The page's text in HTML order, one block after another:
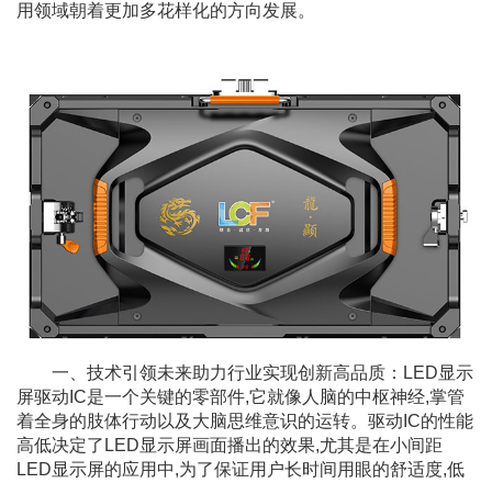
用领域朝着更加多花样化的方向发展。
一、技术引领未来助力行业实现创新高品质：LED显示
屏驱动IC是一个关键的零部件,它就像人脑的中枢神经,掌管
着全身的肢体行动以及大脑思维意识的运转。驱动IC的性能
高低决定了LED显示屏画面播出的效果,尤其是在小间距
LED显示屏的应用中,为了保证用户长时间用眼的舒适度,低